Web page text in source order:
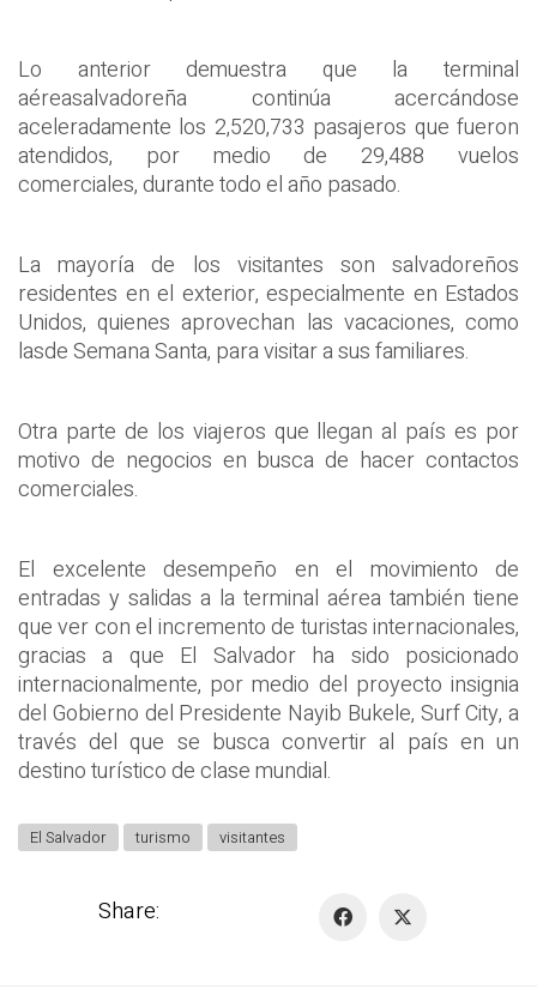
Lo anterior demuestra que la terminal
aéreasalvadoreña continúa acercándose
aceleradamente los 2,520,733 pasajeros que fueron
atendidos, por medio de 29,488 vuelos
comerciales, durante todo el año pasado.
La mayoría de los visitantes son salvadoreños
residentes en el exterior, especialmente en Estados
Unidos, quienes aprovechan las vacaciones, como
lasde Semana Santa, para visitar a sus familiares.
Otra parte de los viajeros que llegan al país es por
motivo de negocios en busca de hacer contactos
comerciales.
El excelente desempeño en el movimiento de
entradas y salidas a la terminal aérea también tiene
que ver con el incremento de turistas internacionales,
gracias a que El Salvador ha sido posicionado
internacionalmente, por medio del proyecto insignia
del Gobierno del Presidente Nayib Bukele, Surf City, a
través del que se busca convertir al país en un
destino turístico de clase mundial.
El Salvador turismo visitantes
Share: